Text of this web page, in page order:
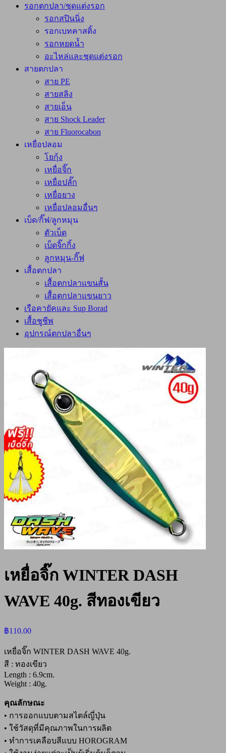
รอกตกปลา/ชุดแต่งรอก
รอกสปินนิ่ง
รอกเบทคาสติ้ง
รอกหยดน้ำ
อะไหล่และชุดแต่งรอก
สายตกปลา
สาย PE
สายสลิง
สายเอ็น
สาย Shock Leader
สาย Fluorocabon
เหยื่อปลอม
โยกุ้ง
เหยื่อจิ๊ก
เหยื่อปลั๊ก
เหยื่อยาง
เหยื่อปลอมอื่นๆ
เบ็ด/กิ๊ฟ/ลูกหมุน
ตัวเบ็ด
เบ็ดจิ๊กกิ้ง
ลูกหมุน-กิ๊ฟ
เสื้อตกปลา
เสื้อตกปลาแขนสั้น
เสื้อตกปลาแขนยาว
เรือคายัคและ Sup Borad
เสื้อชูชีพ
อุปกรณ์ตกปลาอื่นๆ
เหยื่อจิ๊ก WINTER DASH
WAVE 40g. สีทองเขียว
฿110.00
เหยื่อจิ๊ก WINTER DASH WAVE 40g.
สี : ทองเขียว
Length : 6.9cm.
Weight : 40g.
คุณลักษณะ
• การออกแบบตามสไตล์ญี่ปุ่น
• ใช้วัสดุที่มีคุณภาพในการผลิต
• ทำการเคลือบสีแบบ HOROGRAM